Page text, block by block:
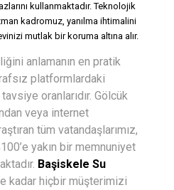
kullanmaktadır. Teknolojik
kadromuz, yanılma ihtimalini
mutlak bir koruma altına alır.
anlamanın en pratik
platformlardaki
oranlarıdır. Gölcük
veya internet
tüm vatandaşlarımız,
yakın bir memnuniyet
Başiskele Su
kadar hiçbir müşterimizi